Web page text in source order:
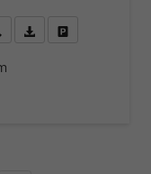
anfragen
Wir rufen Sie anFahrzeugexposé (PDF)